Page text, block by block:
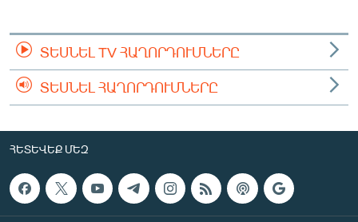
ՏԵՍՆԵԼ TV ՀԱՂՈՐԴՈՒՄՆԵՐԸ
ՏԵՍՆԵԼ ՀԱՂՈՐԴՈՒՄՆԵՐԸ
ՀԵՏԵՎԵՔ ՄԵԶ